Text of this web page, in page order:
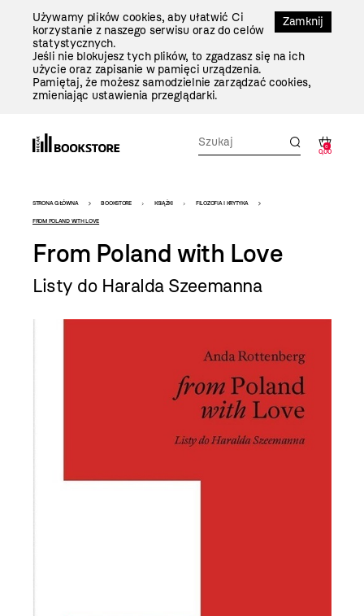
Zamknij
Używamy plików cookies, aby ułatwić Ci
korzystanie z naszego serwisu oraz do celów
statystycznych.
Jeśli nie blokujesz tych plików, to zgadzasz się na ich
użycie oraz zapisanie w pamięci urządzenia.
Pamiętaj, że możesz samodzielnie zarządzać cookies,
zmieniając ustawienia przeglądarki.
0
0,00
Bookstore
-
szablon
szczegóły
STRONA GŁÓWNA BOOKSTORE KSIĄŻKI FILOZOFIA I KRYTYKA
FROM POLAND WITH LOVE
From Poland with Love
Listy do Haralda Szeemanna